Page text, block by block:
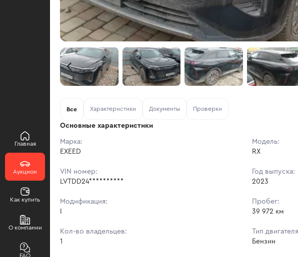
Главная
Аукцион
Как купить
О компании
FAQ
Все Характеристики Документы Проверки
Основные характеристики
Марка:
EXEED
Модель:
RX
VIN номер:
LVTDD24**********
Год выпуска:
2023
Модификация:
Пробег:
39 972 км
Кол-во владельцев:
1
Тип
Бензин